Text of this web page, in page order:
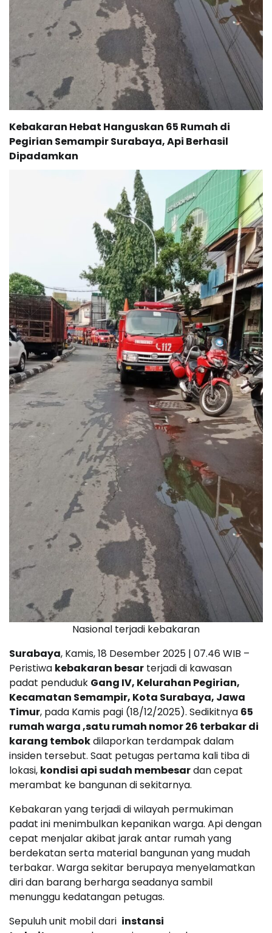
Kebakaran Hebat Hanguskan 65 Rumah di
Pegirian Semampir Surabaya, Api Berhasil
Dipadamkan
Nasional terjadi kebakaran
Surabaya, Kamis, 18 Desember 2025 | 07.46 WIB –
Peristiwa kebakaran besar terjadi di kawasan
padat penduduk Gang IV, Kelurahan Pegirian,
Kecamatan Semampir, Kota Surabaya, Jawa
Timur, pada Kamis pagi (18/12/2025). Sedikitnya 65
rumah warga ,satu rumah nomor 26 terbakar di
karang tembokdilaporkan terdampak dalam
insiden tersebut. Saat petugas pertama kali tiba di
lokasi, kondisi api sudah membesardan cepat
merambat ke bangunan di sekitarnya.
Kebakaran yang terjadi di wilayah permukiman
padat ini menimbulkan kepanikan warga. Api dengan
cepat menjalar akibat jarak antar rumah yang
berdekatan serta material bangunan yang mudah
terbakar. Warga sekitar berupaya menyelamatkan
diri dan barang berharga seadanya sambil
menunggu kedatangan petugas.
Sepuluh unit mobil dari instansi